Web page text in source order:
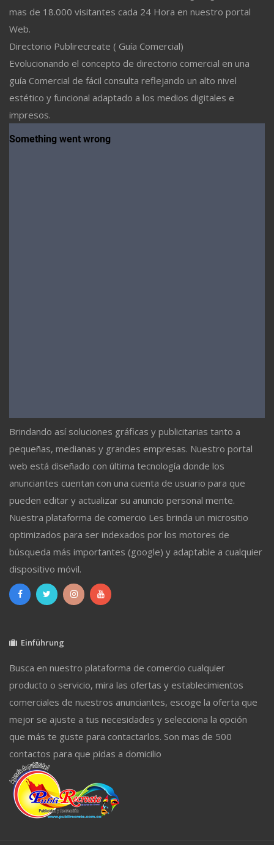
mas de 18.000 visitantes cada 24 Hora en nuestro portal
Web.
Directorio Publirecreate ( Guía Comercial)
Evolucionando el concepto de directorio comercial en una
guía Comercial de fácil consulta reflejando un alto nivel
estético y funcional adaptado a los medios digitales e
impresos.
Brindando así soluciones gráficas y publicitarias tanto a
pequeñas, medianas y grandes empresas. Nuestro portal
web está diseñado con última tecnología donde los
anunciantes cuentan con una cuenta de usuario para que
pueden editar y actualizar su anuncio personal mente.
Nuestra plataforma de comercio Les brinda un micrositio
optimizados para ser indexados por los motores de
búsqueda más importantes (google) y adaptable a cualquier
dispositivo móvil.
Einführung
Busca en nuestro plataforma de comercio cualquier
producto o servicio, mira las ofertas y establecimientos
comerciales de nuestros anunciantes, escoge la oferta que
mejor se ajuste a tus necesidades y selecciona la opción
que más te guste para contactarlos. Son mas de 500
contactos para que pidas a domicilio